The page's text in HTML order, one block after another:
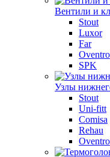
Вентили и
Stout
Luxor
Far
SPK
Узлы
Stout
Uni-fitt
Comisa
Rehau